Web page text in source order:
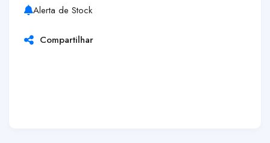
Alerta de Stock
Compartilhar